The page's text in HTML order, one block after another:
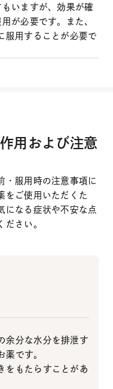
いますが、効果が確
が必要です。また、
服用することが必要で
用および注意
・服用時の注意事項に
をご使用いただくた
になる症状や不安な点
ださい。
余分な水分を排泄す
薬です。
をもたらすことがあ